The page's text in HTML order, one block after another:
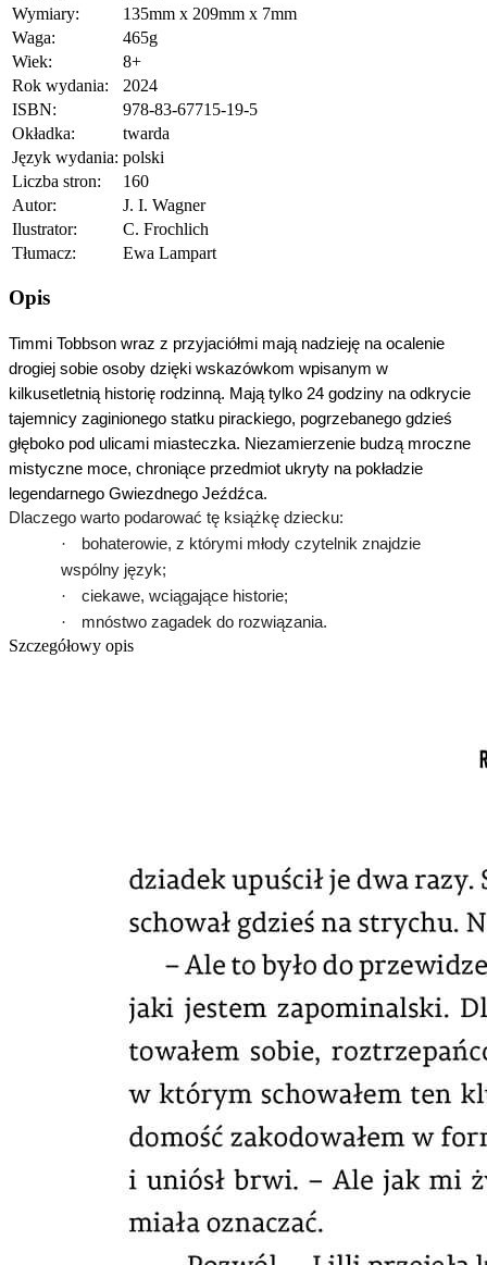
Wymiary:
135mm x 209mm x 7mm
Waga:
465g
Wiek:
8+
Rok wydania:
2024
ISBN:
978-83-67715-19-5
Okładka:
twarda
Język wydania: polski
Liczba stron:
160
Autor:
J. I. Wagner
Ilustrator:
C. Frochlich
Tłumacz:
Ewa Lampart
Opis
Timmi Tobbson wraz z przyjaciółmi mają nadzieję na ocalenie
drogiej sobie osoby dzięki wskazówkom wpisanym w
kilkusetletnią historię rodzinną. Mają tylko 24 godziny na odkrycie
tajemnicy zaginionego statku pirackiego, pogrzebanego gdzieś
głęboko pod ulicami miasteczka. Niezamierzenie budzą mroczne
mistyczne moce, chroniące przedmiot ukryty na pokładzie
legendarnego Gwiezdnego Jeźdźca.
Dlaczego warto podarować tę książkę dziecku:
·
bohaterowie, z którymi młody czytelnik znajdzie
wspólny język;
·
ciekawe, wciągające historie;
·
mnóstwo zagadek do rozwiązania.
Szczegółowy opis